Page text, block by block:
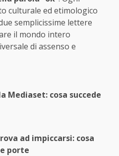
culturale ed etimologico
semplicissime lettere
il mondo intero
di assenso e
Mediaset: cosa succede
ad impiccarsi: cosa
porte